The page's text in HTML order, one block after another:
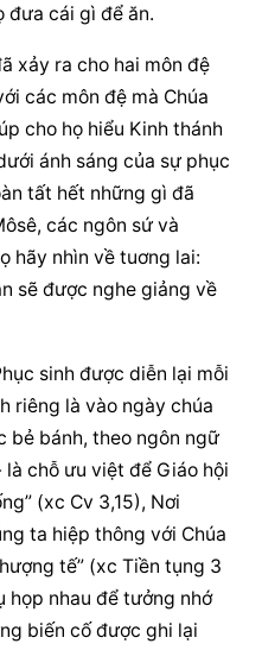
đưa cái gì để ăn.
xảy ra cho hai môn đệ
các môn đệ mà Chúa
cho họ hiểu Kinh thánh
ánh sáng của sự phục
tất hết những gì đã
các ngôn sứ và
hãy nhìn về tuơng lai:
sẽ được nghe giảng về
sinh được diễn lại mỗi
riêng là vào ngày chúa
bẻ bánh, theo ngôn ngữ
là chỗ ưu việt để Giáo hội
(xc Cv 3,15), Nơi
ta hiệp thông với Chúa
tế” (xc Tiền tụng 3
họp nhau để tưởng nhớ
biến cố được ghi lại